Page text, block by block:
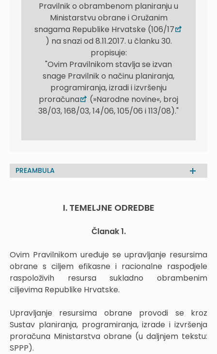
Pravilnik o obrambenom planiranju u
Ministarstvu obrane i Oružanim
snagama Republike Hrvatske (106/17
) na snazi od 8.11.2017. u članku 30.
propisuje:
"Ovim Pravilnikom stavlja se izvan
snage Pravilnik o načinu planiranja,
programiranja, izradi i izvršenju
proračuna
(»Narodne novine«, broj
38/03, 168/03, 14/06, 105/06 i 113/08)."
PREAMBULA
I. TEMELJNE ODREDBE
Članak 1.
Ovim Pravilnikom uređuje se upravljanje resursima
obrane s ciljem efikasne i racionalne raspodjele
raspoloživih resursa sukladno obrambenim
ciljevima Republike Hrvatske.
Upravljanje resursima obrane provodi se kroz
Sustav planiranja, programiranja, izrade i izvršenja
proračuna Ministarstva obrane (u daljnjem tekstu:
SPPP).